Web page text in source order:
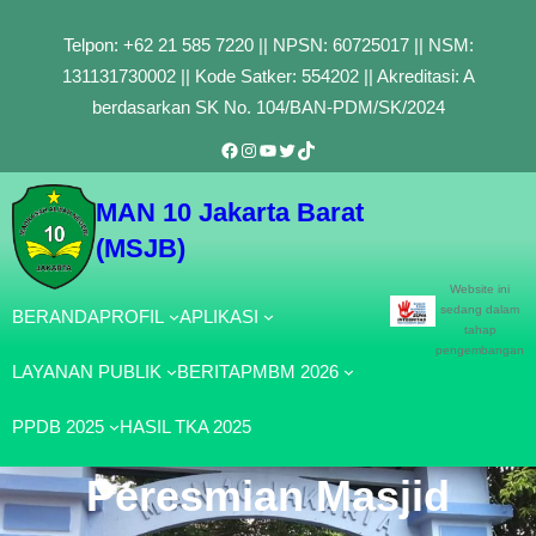
Telpon: +62 21 585 7220 || NPSN: 60725017 || NSM:
131131730002 || Kode Satker: 554202 || Akreditasi: A
berdasarkan SK No. 104/BAN-PDM/SK/2024
Facebook
Instagram
YouTube
Twitter
TikTok
MAN 10 Jakarta Barat
(MSJB)
BERANDAPROFIL APLIKASI
LAYANAN PUBLIK BERITAPMBM 2026
PPDB 2025 HASIL TKA 2025
Website ini
sedang dalam
tahap
pengembangan
Peresmian Masjid